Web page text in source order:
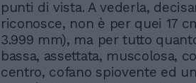
punti di vista. A vederla,
riconosce, non è per quei 17
3.999 mm), ma per tutto
bassa, assettata, muscolosa,
centro, cofano spiovente ed